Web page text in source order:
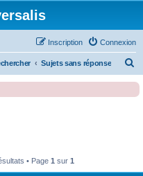
Connexion
Inscription
Sujets sans réponse
c
• Page 1 sur 1